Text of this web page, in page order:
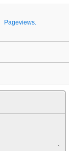
Pageviews.